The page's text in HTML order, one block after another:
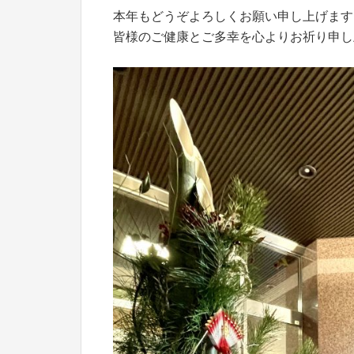
本年もどうぞよろしくお願い申し上げます
皆様のご健康とご多幸を心よりお祈り申